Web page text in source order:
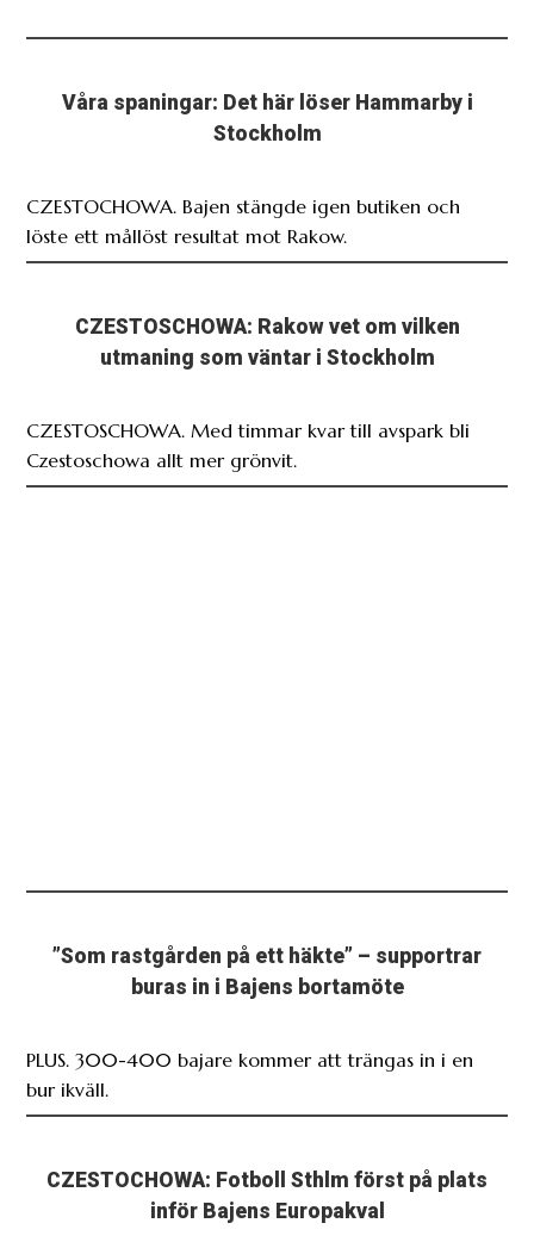
Våra spaningar: Det här löser Hammarby i
Stockholm
CZESTOCHOWA. Bajen stängde igen butiken och
löste ett mållöst resultat mot Rakow.
CZESTOSCHOWA: Rakow vet om vilken
utmaning som väntar i Stockholm
CZESTOSCHOWA. Med timmar kvar till avspark bli
Czestoschowa allt mer grönvit.
”Som rastgården på ett häkte” – supportrar
buras in i Bajens bortamöte
PLUS. 300-400 bajare kommer att trängas in i en
bur ikväll.
CZESTOCHOWA: Fotboll Sthlm först på plats
inför Bajens Europakval